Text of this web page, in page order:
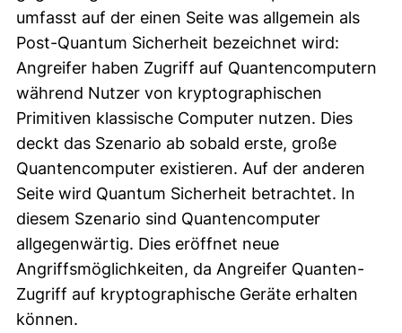
umfasst auf der einen Seite was allgemein als
Post-Quantum Sicherheit bezeichnet wird:
Angreifer haben Zugriff auf Quantencomputern
während Nutzer von kryptographischen
Primitiven klassische Computer nutzen. Dies
deckt das Szenario ab sobald erste, große
Quantencomputer existieren. Auf der anderen
Seite wird Quantum Sicherheit betrachtet. In
diesem Szenario sind Quantencomputer
allgegenwärtig. Dies eröffnet neue
Angriffsmöglichkeiten, da Angreifer Quanten-
Zugriff auf kryptographische Geräte erhalten
können.